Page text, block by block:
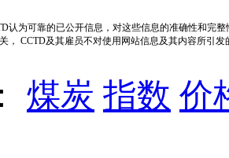
认为可靠的已公开信息，对这些信息的准确性和完
， CCTD及其雇员不对使用网站信息及其内容所引
煤炭 指数 价